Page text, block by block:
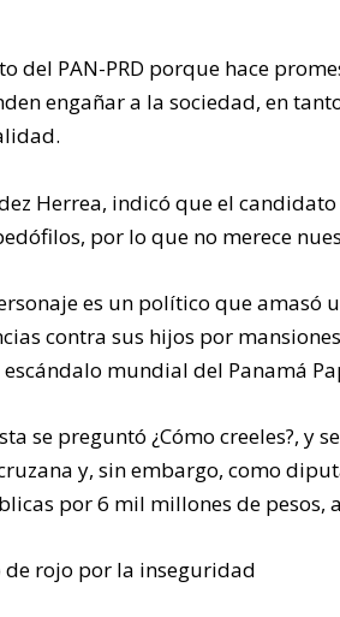
del PAN-PRD porque hace
engañar a la sociedad, en
Herrea, indicó que el
por lo que no merece
es un político que amasó
contra sus hijos por
mundial del Panamá
se preguntó ¿Cómo creeles?, y
y, sin embargo, como
por 6 mil millones de pesos,
de rojo por la inseguridad